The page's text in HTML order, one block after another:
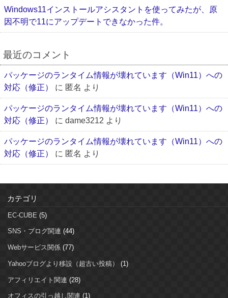
Windows11インストールアシスタントを使ってみたが、原
因不明で11にアップデートできなかった件。
最近のコメント
パッケージのランタイム情報が壊れています（Win11）への
対応（修正）
に 匿名 より
パッケージのランタイム情報が壊れています（Win11）への
対応（修正）
に dame3212 より
パッケージのランタイム情報が壊れています（Win11）への
対応（修正）
に 匿名 より
カテゴリ
EC-CUBE (5)
SNS・ブログ関連 (44)
Webサービス関係 (77)
Yahooブログより移設（超古い投稿） (1)
アフィリエイト関連 (28)
オフィスの引っ越し関連 (1)